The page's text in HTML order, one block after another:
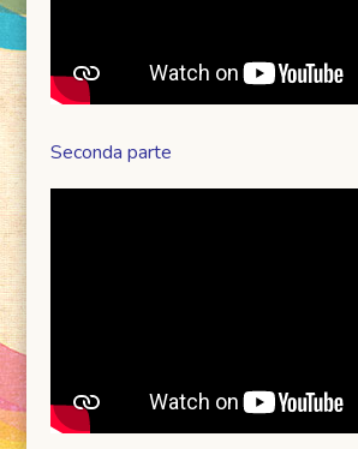
Seconda parte